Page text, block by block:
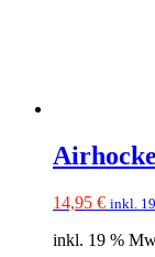
14,95 € inkl.
inkl. 19 %